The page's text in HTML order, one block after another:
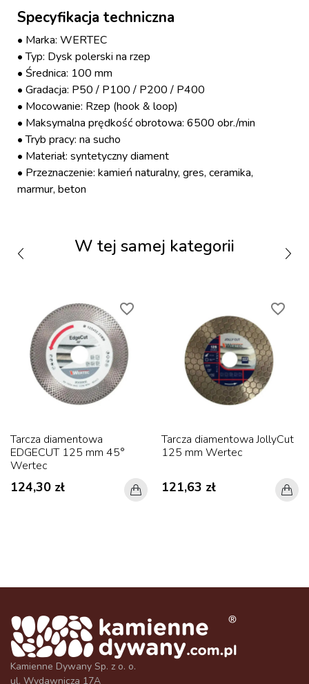
Specyfikacja techniczna
• Marka: WERTEC
• Typ: Dysk polerski na rzep
• Średnica: 100 mm
• Gradacja: P50 / P100 / P200 / P400
• Mocowanie: Rzep (hook & loop)
• Maksymalna prędkość obrotowa: 6500 obr./min
• Tryb pracy: na sucho
• Materiał: syntetyczny diament
• Przeznaczenie: kamień naturalny, gres, ceramika,
marmur, beton
W tej samej kategorii
favorite_border
Tarcza diamentowa
EDGECUT 125 mm 45°
Wertec
124,30 zł
favorite_border
Tarcza diamentowa JollyCut
125 mm Wertec
121,63 zł
Kamienne Dywany Sp. z o. o.
ul. Wydawnicza 17A